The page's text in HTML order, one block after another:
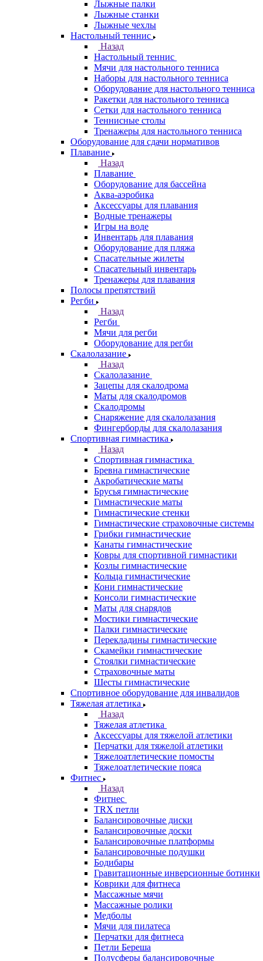
Лыжные палки
Лыжные станки
Лыжные чехлы
Настольный теннис
Назад
Настольный теннис
Мячи для настольного тенниса
Наборы для настольного тенниса
Оборудование для настольного тенниса
Ракетки для настольного тенниса
Сетки для настольного тенниса
Теннисные столы
Тренажеры для настольного тенниса
Оборудование для сдачи нормативов
Плавание
Назад
Плавание
Оборудование для бассейна
Аква-аэробика
Аксессуары для плавания
Водные тренажеры
Игры на воде
Инвентарь для плавания
Оборудование для пляжа
Спасательные жилеты
Спасательный инвентарь
Тренажеры для плавания
Полосы препятствий
Регби
Назад
Регби
Мячи для регби
Оборудование для регби
Скалолазание
Назад
Скалолазание
Зацепы для скалодрома
Маты для скалодромов
Скалодромы
Снаряжение для скалолазания
Фингерборды для скалолазания
Спортивная гимнастика
Назад
Спортивная гимнастика
Бревна гимнастические
Акробатические маты
Брусья гимнастические
Гимнастические маты
Гимнастические стенки
Гимнастические страховочные системы
Грибки гимнастические
Канаты гимнастические
Ковры для спортивной гимнастики
Козлы гимнастические
Кольца гимнастические
Кони гимнастические
Консоли гимнастические
Маты для снарядов
Мостики гимнастические
Палки гимнастические
Перекладины гимнастические
Скамейки гимнастические
Стоялки гимнастические
Страховочные маты
Шесты гимнастические
Спортивное оборудование для инвалидов
Тяжелая атлетика
Назад
Тяжелая атлетика
Аксессуары для тяжелой атлетики
Перчатки для тяжелой атлетики
Тяжелоатлетические помосты
Тяжелоатлетические пояса
Фитнес
Назад
Фитнес
TRX петли
Балансировочные диски
Балансировочные доски
Балансировочные платформы
Балансировочные подушки
Бодибары
Гравитационные инверсионные ботинки
Коврики для фитнеса
Массажные мячи
Массажные ролики
Медболы
Мячи для пилатеса
Перчатки для фитнеса
Петли Береша
Полусферы балансировочные